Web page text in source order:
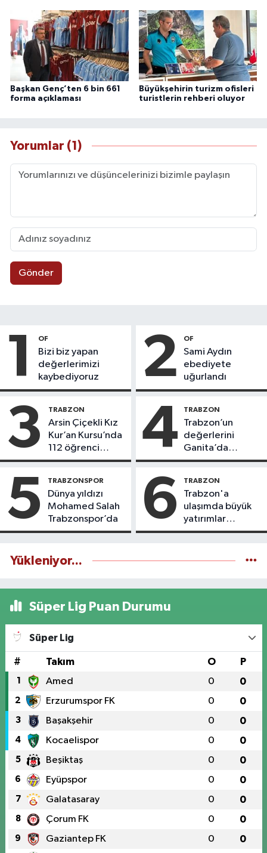
Başkan Genç’ten 6 bin 661
forma açıklaması
Büyükşehirin turizm ofisleri
turistlerin rehberi oluyor
Yorumlar (1)
Gönder
1 OF
Bizi biz yapan
değerlerimizi
kaybediyoruz
2 OF
Sami Aydın
ebediyete
uğurlandı
3 TRABZON
Arsin Çiçekli Kız
Kur’an Kursu’nda
112 öğrenci
icazet aldı
4 TRABZON
Trabzon’un
değerlerini
Ganita’da
yaşatıyoruz
5 TRABZONSPOR
Dünya yıldızı
Mohamed Salah
Trabzonspor’da
6 TRABZON
Trabzon'a
ulaşımda büyük
yatırımlar
yapılıyor
Yükleniyor...
Süper Lig Puan Durumu
Süper Lig
# Takım O P
1 Amed 0 0
2 Erzurumspor FK 0 0
3 Başakşehir 0 0
4 Kocaelispor 0 0
5 Beşiktaş 0 0
6 Eyüpspor 0 0
7 Galatasaray 0 0
8 Çorum FK 0 0
9 Gaziantep FK 0 0